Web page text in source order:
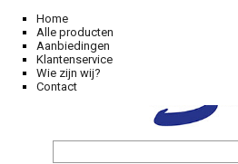
Home
Alle producten
Aanbiedingen
Klantenservice
Wie zijn wij?
Contact